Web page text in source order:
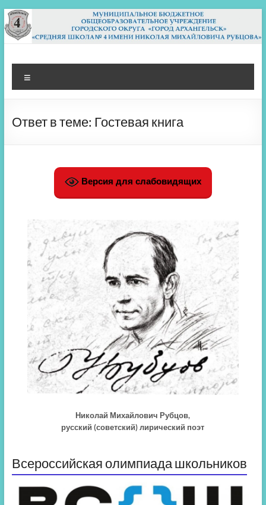
Перейти
к
содержимому
МБОУ СШ 4
Архангельск
Ответ в теме: Гостевая книга
Версия для слабовидящих
Николай Михайлович Рубцов,
русский (советский) лирический поэт
Всероссийская олимпиада школьников